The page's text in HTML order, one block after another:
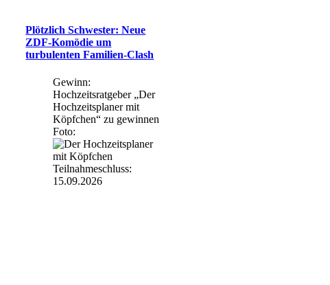
Plötzlich Schwester: Neue
ZDF-Komödie um
turbulenten Familien-Clash
Gewinn:
Hochzeitsratgeber „Der
Hochzeitsplaner mit
Köpfchen“ zu gewinnen
Foto:
Teilnahmeschluss:
15.09.2026